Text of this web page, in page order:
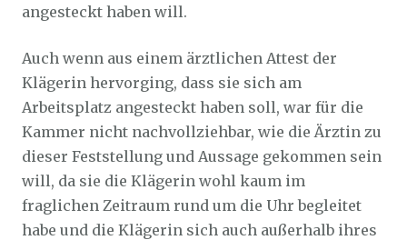
angesteckt haben will.
Auch wenn aus einem ärztlichen Attest der
Klägerin hervorging, dass sie sich am
Arbeitsplatz angesteckt haben soll, war für die
Kammer nicht nachvollziehbar, wie die Ärztin zu
dieser Feststellung und Aussage gekommen sein
will, da sie die Klägerin wohl kaum im
fraglichen Zeitraum rund um die Uhr begleitet
habe und die Klägerin sich auch außerhalb ihres